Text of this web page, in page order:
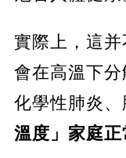
實際上，這
會在高溫下
化學性肺炎、
溫度」家庭正